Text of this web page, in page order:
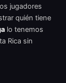
jugadores
quién tiene
lo tenemos
Rica sin